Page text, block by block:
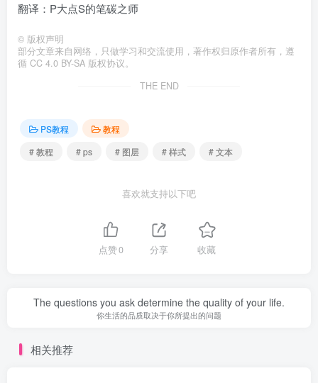
翻译：P大点S的笔碳之师
© 版权声明
部分文章来自网络，只做学习和交流使用，著作权归原作者所有，遵
循 CC 4.0 BY-SA 版权协议。
THE END
PS教程
教程
# 教程
# ps # 图层 # 样式 # 文本
喜欢就支持以下吧
点赞0 分享 收藏
The questions you ask determine the quality of your life.
你生活的品质取决于你所提出的问题
相关推荐